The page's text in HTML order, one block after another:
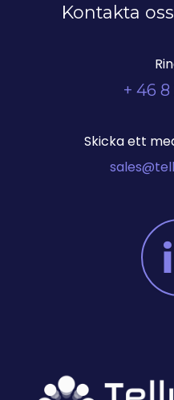
Kontakta
+ 46 8
Skicka ett